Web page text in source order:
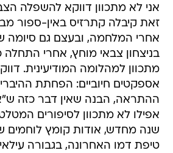
אני לא מתכוון דווקא להשפלה
זאת קיבלה קתרזיס באין-ספור
אחרי המלחמה, ובעצם גם
בניצחון צבאי מוחץ, אחרי התחלה
מתכוון למהלומה המודיעינית.
אספקטים חיוביים: הפחתת
ההתראה, הבנה שאין דבר כזה
אפילו לא מתכוון לסיפורים
שנה מחדש, אודות קומץ לוחמים
טיפת דמו האחרונה, בגבורה